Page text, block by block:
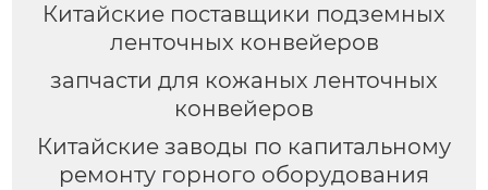
Китайские поставщики подземных
ленточных конвейеров
запчасти для кожаных ленточных
конвейеров
Китайские заводы по капитальному
ремонту горного оборудования